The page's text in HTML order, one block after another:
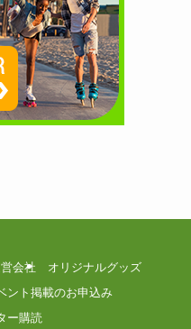
会社
オリジナルグッズ
ント掲載のお申込み
ー購読